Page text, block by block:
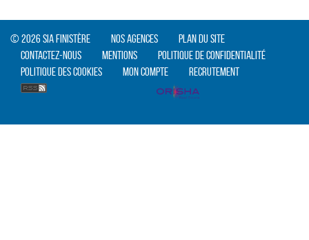
© 2026 SIA Finistère Nos agences
Plan du site
Contactez-nous
Mentions
Politique de confidentialité
Politique des cookies
Mon compte Recrutement